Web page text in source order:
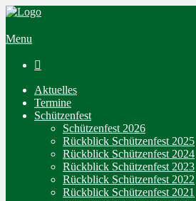
Menu

Aktuelles
Termine
Schützenfest
Schützenfest 2026
Rückblick Schützenfest 2025
Rückblick Schützenfest 2024
Rückblick Schützenfest 2023
Rückblick Schützenfest 2022
Rückblick Schützenfest 2021